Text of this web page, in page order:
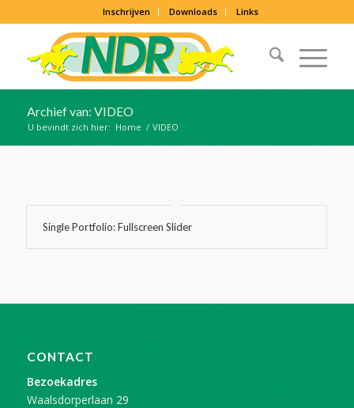
Inschrijven Downloads Links
Archief van: VIDEO
U bevindt zich hier: Home / VIDEO
Single Portfolio: Fullscreen Slider
CONTACT
Bezoekadres
Waalsdorperlaan 29